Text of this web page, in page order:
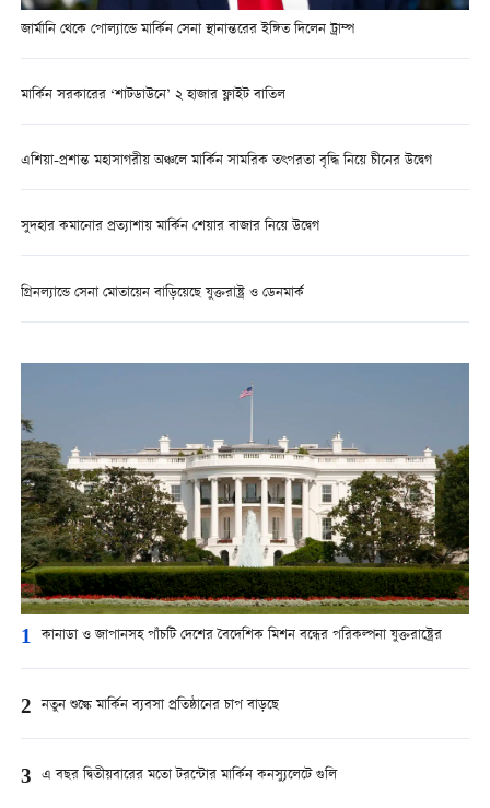
জার্মানি থেকে পোল্যান্ডে মার্কিন সেনা স্থানান্তরের ইঙ্গিত দিলেন ট্রাম্প
মার্কিন সরকারের ‘শাটডাউনে’ ২ হাজার ফ্লাইট বাতিল
এশিয়া-প্রশান্ত মহাসাগরীয় অঞ্চলে মার্কিন সামরিক তৎপরতা বৃদ্ধি নিয়ে চীনের উদ্বেগ
সুদহার কমানোর প্রত্যাশায় মার্কিন শেয়ার বাজার নিয়ে উদ্বেগ
গ্রিনল্যান্ডে সেনা মোতায়েন বাড়িয়েছে যুক্তরাষ্ট্র ও ডেনমার্ক
1 কানাডা ও জাপানসহ পাঁচটি দেশের বৈদেশিক মিশন বন্ধের পরিকল্পনা যুক্তরাষ্ট্রের
2 নতুন শুল্কে মার্কিন ব্যবসা প্রতিষ্ঠানের চাপ বাড়ছে
3 এ বছর দ্বিতীয়বারের মতো টরন্টোর মার্কিন কনস্যুলেটে গুলি